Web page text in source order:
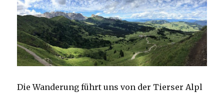
Die Wanderung führt uns von der Tierser Alpl